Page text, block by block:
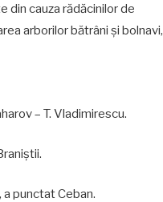
din cauza rădăcinilor de
arborilor bătrâni şi bolnavi,
– T. Vladimirescu.
punctat Ceban.